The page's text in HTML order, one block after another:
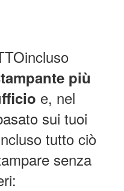
più
e, nel
sui tuoi
tutto ciò
senza